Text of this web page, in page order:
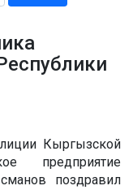
Кыргызской
предприятие
поздравил